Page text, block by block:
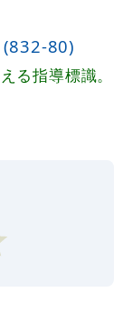
(832-80)
る指導標識。